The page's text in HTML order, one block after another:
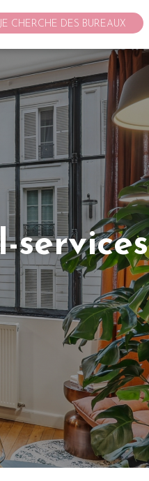
JE CHERCHE DES BUREAUX
services